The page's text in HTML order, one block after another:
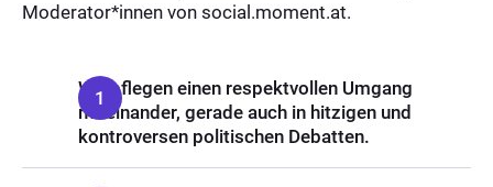
Moderator*innen von social.moment.at.
Wir pflegen einen respektvollen Umgang
miteinander, gerade auch in hitzigen und
kontroversen politischen Debatten.